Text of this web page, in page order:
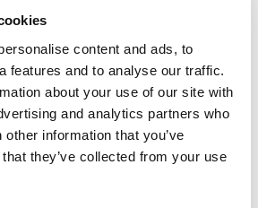
content and ads, to
features and to analyse our traffic.
about your use of our site with
and analytics partners who
information that you’ve
they’ve collected from your use
3-5 arbejdsdage
ved ordrer over 599,- kr incl moms.
med kort